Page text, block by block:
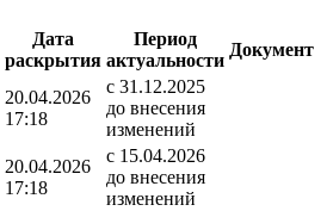
Дата
раскрытия
Период
актуальности
Документ
20.04.2026
17:18
c 31.12.2025
до внесения
изменений
20.04.2026
17:18
c 15.04.2026
до внесения
изменений